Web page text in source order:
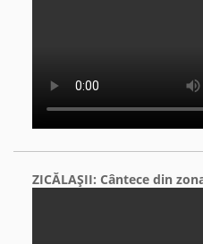
ZICĂLAŞII: Cântece din